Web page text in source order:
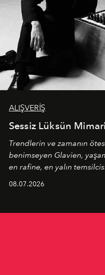
ALIŞVERİŞ
Sessiz Lüksün Mimari
Trendlerin ve zamanın
benimseyen Glavien,
en rafine, en yalın
08.07.2026